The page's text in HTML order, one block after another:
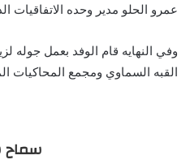
عمرو الحلو مدير وحده الاتفاقيات
وفي النهايه قام الوفد بعمل جوله
القبه السماوي ومجمع المحاكيات
سماح